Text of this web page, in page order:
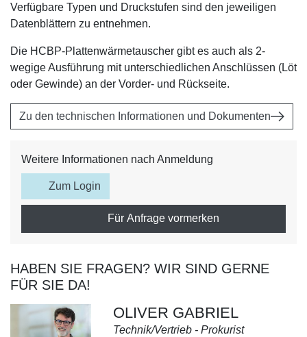
Verfügbare Typen und Druckstufen sind den jeweiligen
Datenblättern zu entnehmen.
Die HCBP-Plattenwärmetauscher gibt es auch als 2-
wegige Ausführung mit unterschiedlichen Anschlüssen (Löt
oder Gewinde) an der Vorder- und Rückseite.
Zu den technischen Informationen und Dokumenten
Weitere Informationen nach Anmeldung
Zum Login
Für Anfrage vormerken
HABEN SIE FRAGEN? WIR SIND GERNE
FÜR SIE DA!
OLIVER GABRIEL
Technik/Vertrieb - Prokurist